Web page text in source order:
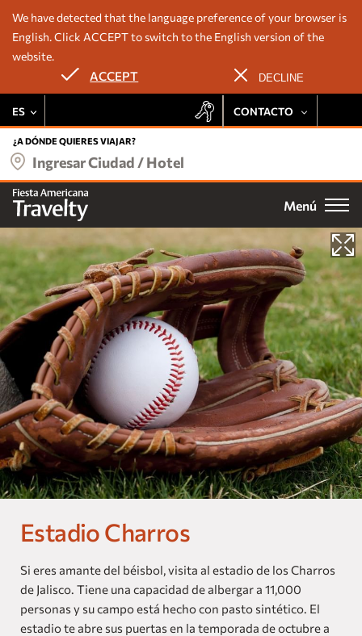
ES CONTACTO
+52 443 137 8728
524433108137
Email
Deléitate con la experiencia Fiesta Rewards en todas las
propiedades Travelty:
Tarifa preferencial
Promociones exclusivas
Acumulación de puntos
Acceso a eventos especiales
ÚNETE
¿A DÓNDE QUIERES VIAJAR?
Ingresar Ciudad / Hotel
Menú
Nuestros hoteles
Ofertas
Destinos
Grupos
Bodas
Fiesta Rewards
Experiencias
Vacation Club
Nuestras Marcas
Homes and Residences
Corporate +
Blog
Próximas Aperturas
Dog Friendly
We have detected that the language preference of your browser is
English. Click ACCEPT to switch to the English version of the
website.
ACCEPT DECLINE
Estadio Charros
Si eres amante del béisbol, visita al estadio de los Charros
de Jalisco. Tiene una capacidad de albergar a 11,000
personas y su campo está hecho con pasto sintético. El
estadio te abre sus puertas en la temporada de octubre a